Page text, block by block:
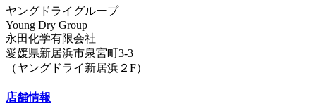
ヤングドライグループ
Young Dry Group
永田化学有限会社
愛媛県新居浜市泉宮町3-3
（ヤングドライ新居浜２F）
店舗情報